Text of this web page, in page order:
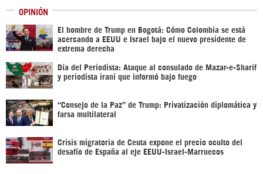
OPINIÓN
El hombre de Trump en Bogotá: Cómo Colombia se está
acercando a EEUU e Israel bajo el nuevo presidente de
extrema derecha
Día del Periodista: Ataque al consulado de Mazar-e-Sharif
y periodista iraní que informó bajo fuego
“Consejo de la Paz” de Trump: Privatización diplomática y
farsa multilateral
Crisis migratoria de Ceuta expone el precio oculto del
desafío de España al eje EEUU-Israel-Marruecos